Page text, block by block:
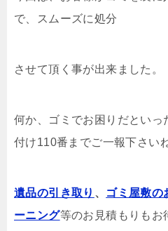
で、スムーズに処分
させて頂く事が出来ました。
何か、ゴミでお困りだといっ
付け110番までご一報下さいね
遺品の引き取り 、 ゴミ屋敷の
ーニング等のお見積もりもお